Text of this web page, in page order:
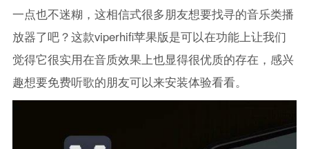
一点也不迷糊，这相信式很多朋友想要找寻的音乐类播
放器了吧？这款viperhifi苹果版是可以在功能上让我们
觉得它很实用在音质效果上也显得很优质的存在，感兴
趣想要免费听歌的朋友可以来安装体验看看。